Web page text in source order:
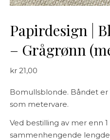
Papirdesign |
– Grågrønn
kr 21,00
Bomullsblonde. Båndet
som metervare.
Ved bestilling av mer enn
sammenhengende